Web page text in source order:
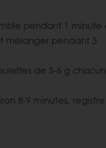
pendant 1 minute
mélanger pendant 3
de 5-6 g
8-9 minutes, registre